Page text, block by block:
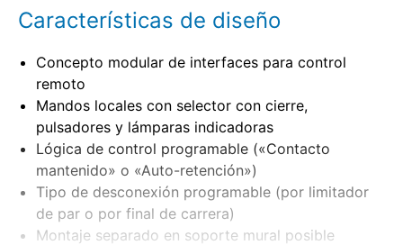
Características de diseño
Concepto modular de interfaces para control
remoto
Mandos locales con selector con cierre,
pulsadores y lámparas indicadoras
Lógica de control programable («Contacto
mantenido» o «Auto-retención»)
Tipo de desconexión programable (por limitador
de par o por final de carrera)
Montaje separado en soporte mural posible